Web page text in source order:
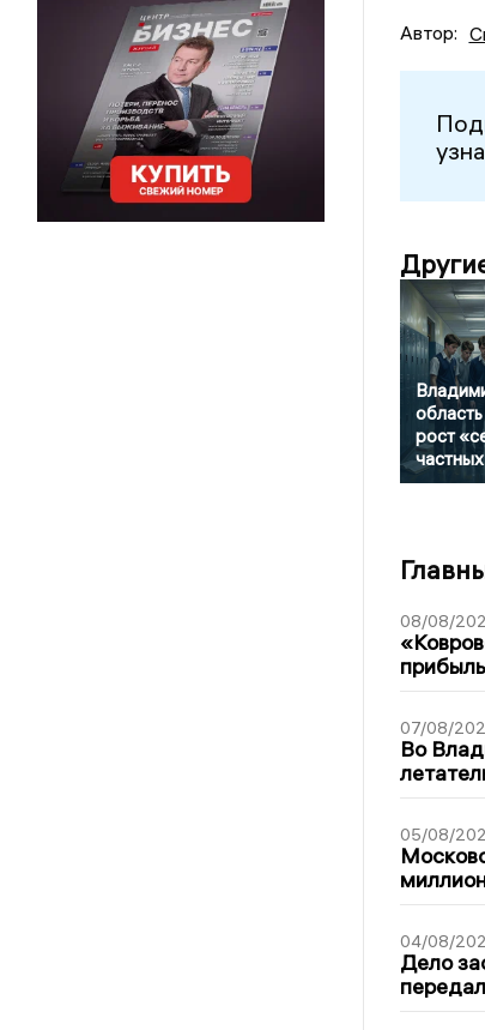
Автор:
рост
08/08/
07/08/
Во
05/08/
04/08/
Дело